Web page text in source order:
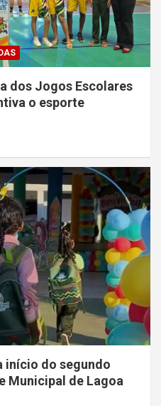
dos Jogos Escolares
o esporte
início do segundo
Municipal de Lagoa